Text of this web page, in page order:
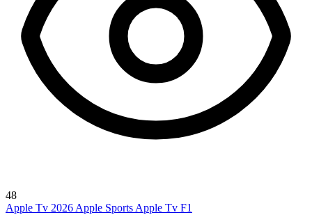
48
Apple Tv 2026 Apple Sports Apple Tv F1